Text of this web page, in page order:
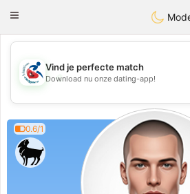
Handi
Toggle
💖
💕
Vind je perfecte match
Download nu onze dating-app!
0.6/1